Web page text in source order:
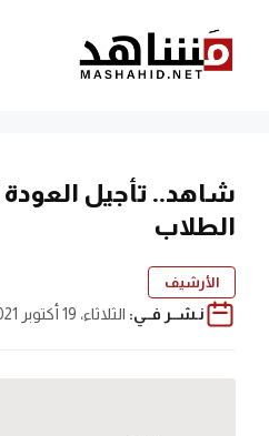
المحتوى
شاهد.. تأجيل العودة
الطلاب
الأرشيف
نـشــر فــي: الثلاثاء، 19 أكتوبر 2021 | 9:14 م